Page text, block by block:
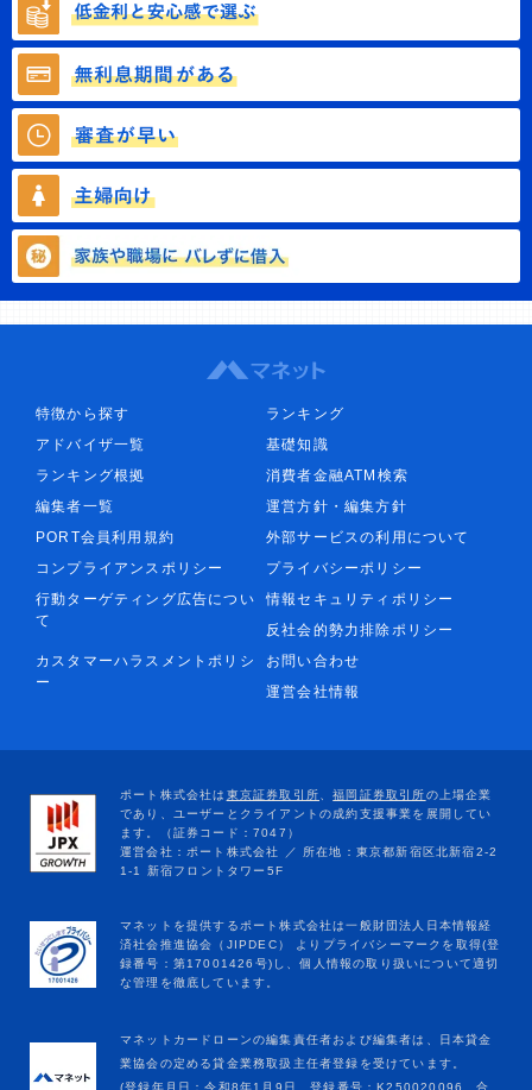
特徴から探す
ランキング
アドバイザ一覧
基礎知識
ランキング根拠
消費者金融ATM検索
編集者一覧
運営方針・編集方針
PORT会員利用規約
外部サービスの利用について
コンプライアンスポリシー
プライバシーポリシー
行動ターゲティング広告につい
て
情報セキュリティポリシー
反社会的勢力排除ポリシー
カスタマーハラスメントポリシ
ー
お問い合わせ
運営会社情報
マネットカードローンの編集責任者および編集者は、日本貸金
業協会の定める貸金業務取扱主任者登録を受けています。
(登録年月日：令和8年1月9日、登録番号：K250020096、合